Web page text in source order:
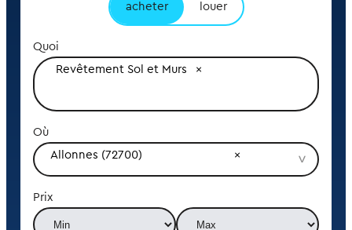
acheter louer
Quoi
Revêtement Sol et Murs
Où
Allonnes (72700)
Prix